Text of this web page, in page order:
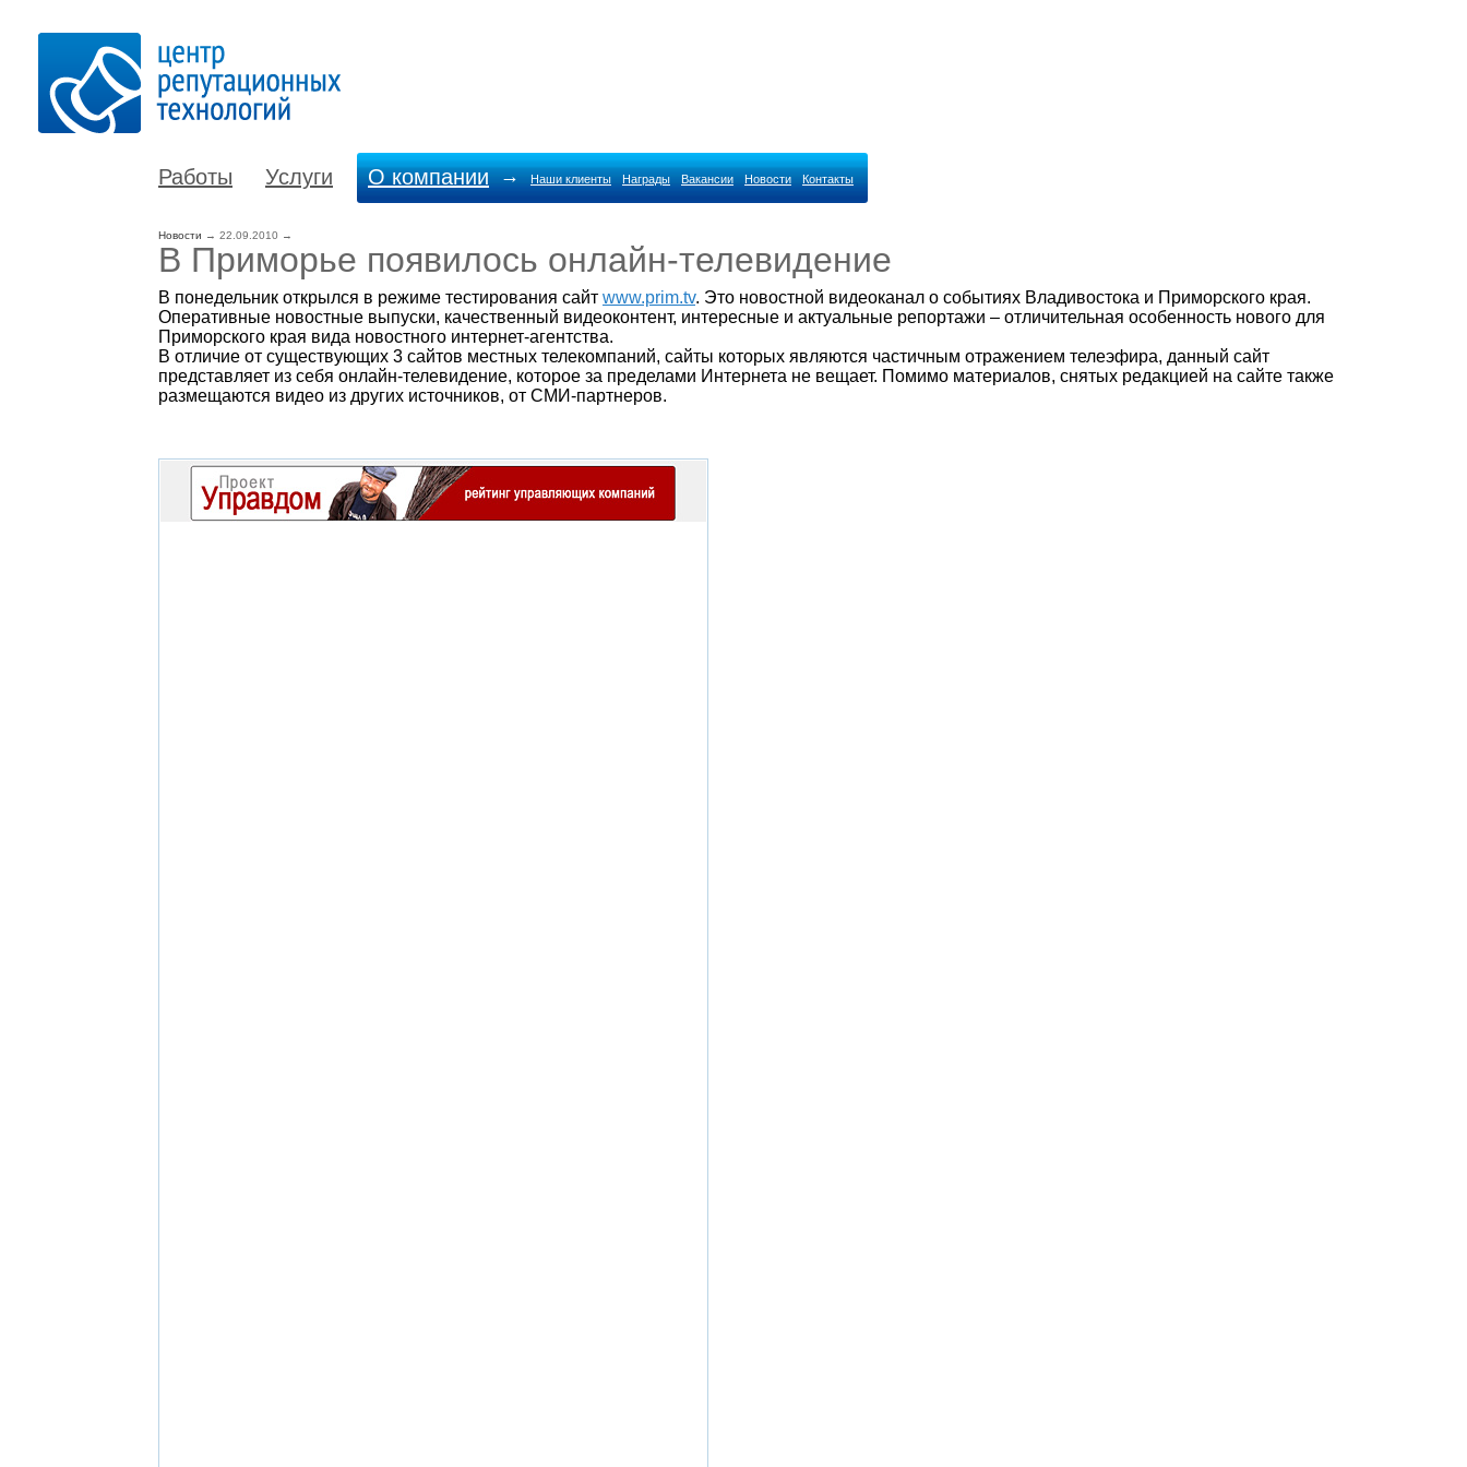
Работы Услуги О компании → Наши клиенты Награды Вакансии Новости Контакты
Новости → 22.09.2010 →
В Приморье появилось онлайн-телевидение
В понедельник открылся в режиме тестирования сайт www.prim.tv. Это новостной видеоканал о событиях Владивостока и Приморского края.
Оперативные новостные выпуски, качественный видеоконтент, интересные и актуальные репортажи – отличительная особенность нового для
Приморского края вида новостного интернет-агентства.
В отличие от существующих 3 сайтов местных телекомпаний, сайты которых являются частичным отражением телеэфира, данный сайт
представляет из себя онлайн-телевидение, которое за пределами Интернета не вещает. Помимо материалов, снятых редакцией на сайте также
размещаются видео из других источников, от СМИ-партнеров.